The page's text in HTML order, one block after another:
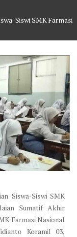
Siswi SMK Farmasi
Siswa-Siswi SMK
Sumatif Akhir
Farmasi Nasional
Koramil 03,